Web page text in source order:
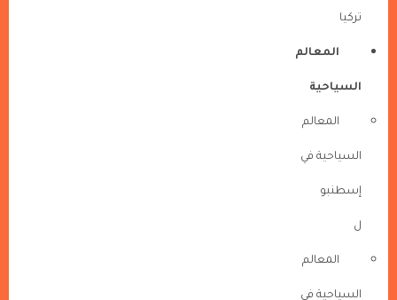
تركيا
المعالم
السياحية
المعالم
السياحية في
إسطنبو
ل
المعالم
السياحية في